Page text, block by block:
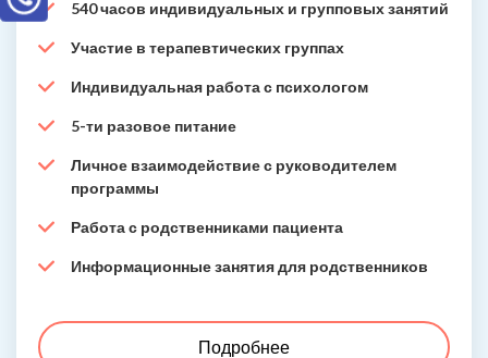
540 часов индивидуальных и групповых занятий
Участие в терапевтических группах
Индивидуальная работа с психологом
5-ти разовое питание
Личное взаимодействие с руководителем
программы
Работа с родственниками пациента
Информационные занятия для родственников
Подробнее